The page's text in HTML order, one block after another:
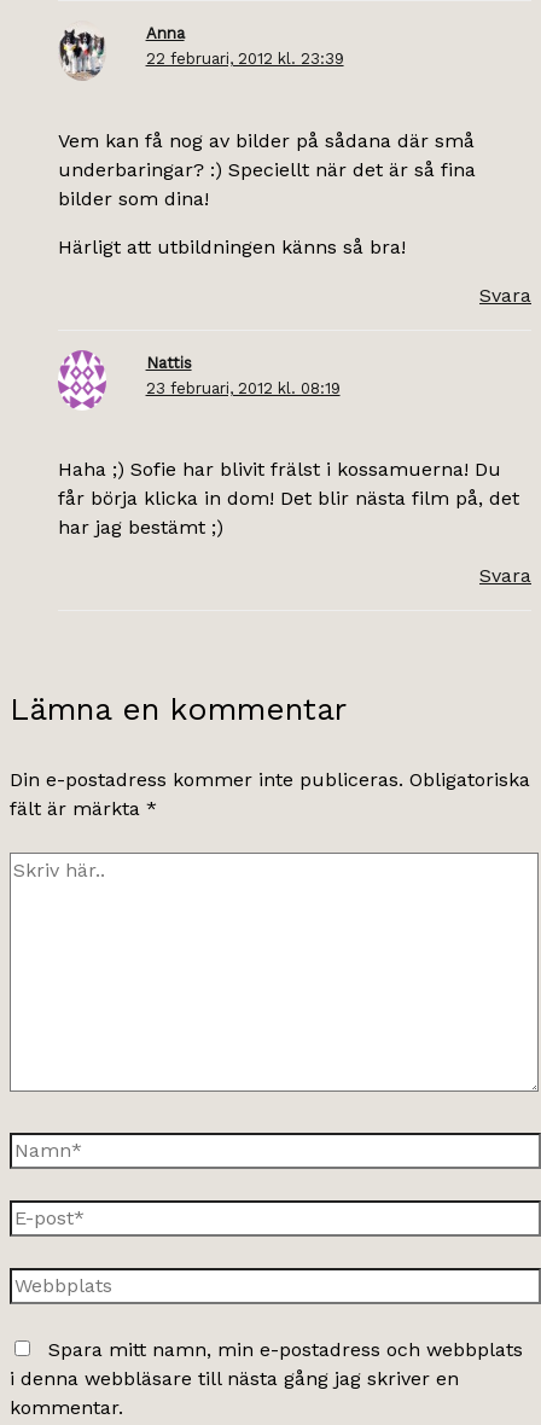
Anna
22 februari, 2012 kl. 23:39
Vem kan få nog av bilder på sådana där små
underbaringar? :) Speciellt när det är så fina
bilder som dina!
Härligt att utbildningen känns så bra!
Svara
Nattis
23 februari, 2012 kl. 08:19
Haha ;) Sofie har blivit frälst i kossamuerna! Du
får börja klicka in dom! Det blir nästa film på, det
har jag bestämt ;)
Svara
Lämna en kommentar
Din e-postadress kommer inte publiceras. Obligatoriska
fält är märkta *
Skriv
Namn*
E-
post*
Webbplats
Spara mitt namn, min e-postadress och webbplats
i denna webbläsare till nästa gång jag skriver en
kommentar.